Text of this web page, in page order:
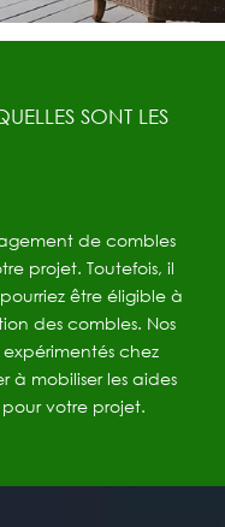
SONT LES
de combles
projet. Toutefois, il
être éligible à
des combles. Nos
expérimentés chez
à mobiliser les aides
votre projet.